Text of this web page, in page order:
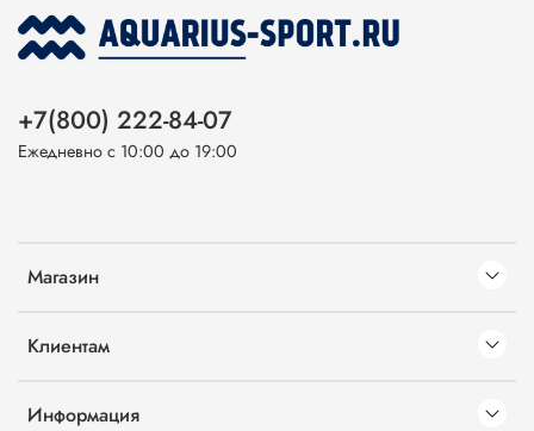
Магазин
Клиентам
Информация
+7(800) 222-84-07
Ежедневно с 10:00 до 19:00